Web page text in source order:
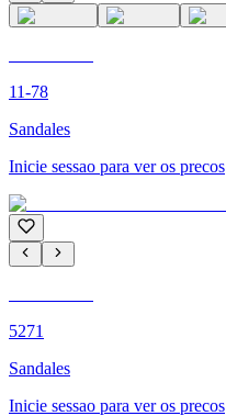
11-78
Sandales
Inicie sessao para ver os precos
5271
Sandales
Inicie sessao para ver os precos